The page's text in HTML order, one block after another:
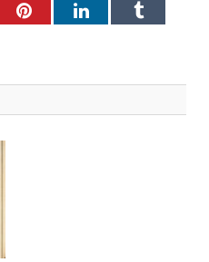
PinterestLinkedInTumblr